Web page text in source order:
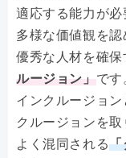
適応する能力が必
多様な価値観を認
優秀な人材を確
ルージョン」 です
インクルージョ
クルージョンを取
よく混同される「